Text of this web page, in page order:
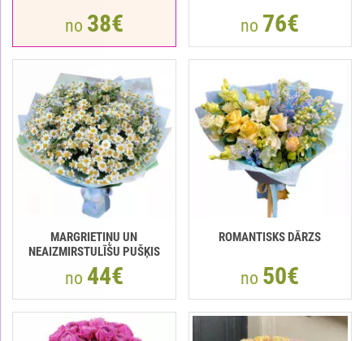
no 38€ no 76€
MARGRIETIŅU UN
NEAIZMIRSTULĪŠU PUŠĶIS
no 44€
ROMANTISKS DĀRZS
no 50€